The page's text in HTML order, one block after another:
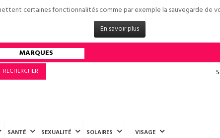
certaines fonctionnalités comme par exemple la sauvegarde de
En savoir plus
MARQUES
RECHERCHER
SANTÉ SEXUALITÉ SOLAIRES VISAGE